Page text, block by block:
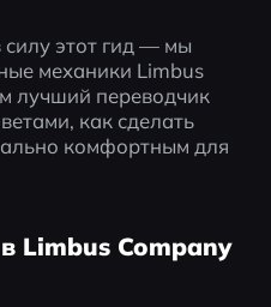
силу этот гид — мы
механики Limbus
лучший переводчик
как сделать
комфортным для
Limbus Company